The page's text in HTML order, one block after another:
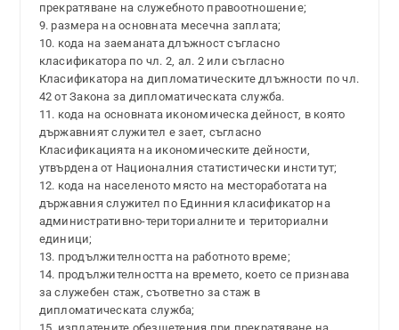
прекратяване на служебното правоотношение;
9. размера на основната месечна заплата;
10. кода на заеманата длъжност съгласно
класификатора по чл. 2, ал. 2 или съгласно
Класификатора на дипломатическите длъжности по чл.
42 от Закона за дипломатическата служба.
11. кода на основната икономическа дейност, в която
държавният служител е зает, съгласно
Класификацията на икономическите дейности,
утвърдена от Националния статистически институт;
12. кода на населеното място на местоработата на
държавния служител по Единния класификатор на
административно-териториалните и териториални
единици;
13. продължителността на работното време;
14. продължителността на времето, което се признава
за служебен стаж, съответно за стаж в
дипломатическата служба;